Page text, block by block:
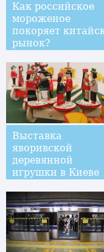
Как российское
мороженое
покоряет
рынок?
Выставка
яворивской
деревянной
игрушки в Киеве